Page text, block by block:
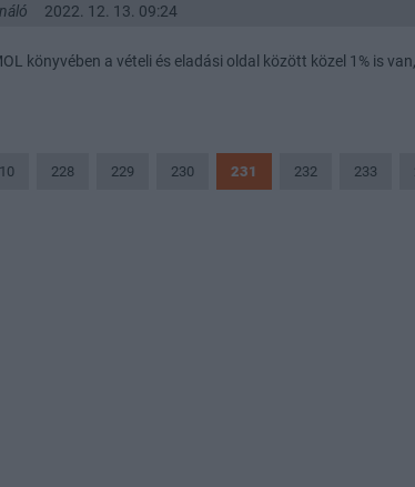
2022. 12. 13. 09:24
könyvében a vételi és eladási oldal között közel 1% is
228 229 230 231 232 233